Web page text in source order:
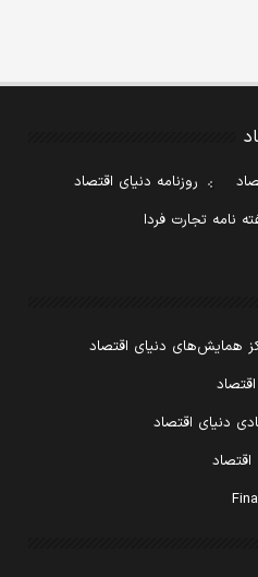
روزنامه دنیای اقتصاد
نامه تجارت فردا
همایش‌های دنیای اقتصاد
دنیای اقتصاد